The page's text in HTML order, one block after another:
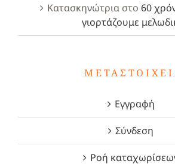
Κατασκηνώτρια στο 60
γιορτάζουμε
Εγγραφή
Σύνδεση
Ροή